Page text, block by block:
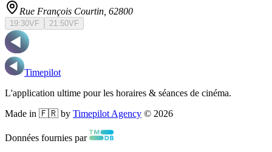
Rue François Courtin , 62800
19:30VF 21:50VF
Timepilot
L'application ultime pour les horaires & séances de cinéma.
Made in 🇫🇷 by Timepilot Agency © 2026
Données fournies par